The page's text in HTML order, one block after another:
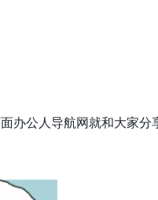
办公人导航网就和大家分